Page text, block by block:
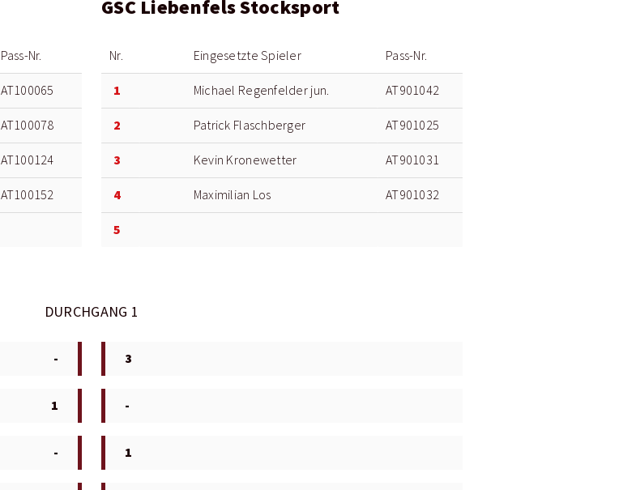
Pass-Nr.
AT100065
AT100078
AT100124
AT100152
GSC Liebenfels Stocksport
Nr. Eingesetzte Spieler Pass-Nr.
1 Michael Regenfelder jun. AT901042
2 Patrick Flaschberger AT901025
3 Kevin Kronewetter AT901031
4 Maximilian Los AT901032
5
DURCHGANG 1
- 3
1 -
- 1